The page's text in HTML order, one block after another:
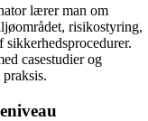
lærer man om
risikostyring,
casestudier og